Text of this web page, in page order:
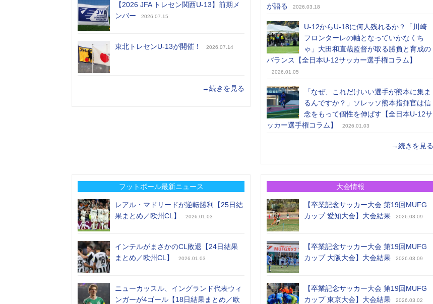
【2026 JFA トレセン関西U-13】前期メ
ンバー
2026.07.15
東北トレセンU-13が開催！ 2026.07.14
→続きを見る
が語る
2026.03.18
U-12からU-18に何人残れるか？「川崎
フロンターレの軸となっていかなくち
ゃ」大田和直哉監督が取る勝負と育成の
バランス【全日本U-12サッカー選手権コラム】
2026.01.05
「なぜ、これだけいい選手が熊本に集ま
るんですか？」ソレッソ熊本指揮官は信
念をもって個性を伸ばす【全日本U-12サ
ッカー選手権コラム】
2026.01.03
→続きを見る
フットボール最新ニュース
レアル・マドリードが逆転勝利【25日結
果まとめ／欧州CL】
2026.01.03
インテルがまさかのCL敗退【24日結果
まとめ／欧州CL】
2026.01.03
ニューカッスル、イングランド代表ウィ
ンガーが4ゴール【18日結果まとめ／欧
大会情報
【卒業記念サッカー大会 第19回MUFG
カップ 愛知大会】大会結果
2026.03.09
【卒業記念サッカー大会 第19回MUFG
カップ 大阪大会】大会結果
2026.03.09
【卒業記念サッカー大会 第19回MUFG
カップ 東京大会】大会結果
2026.03.02